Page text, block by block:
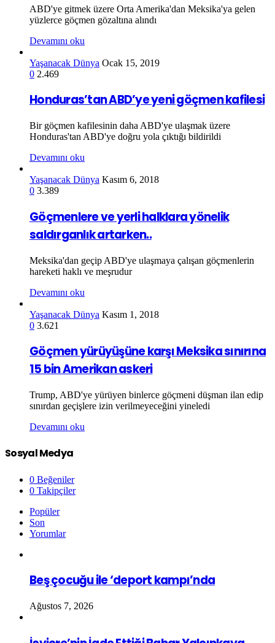
ABD'ye gitmek üzere Orta Amerika'dan Meksika'ya gelen
yüzlerce göçmen gözaltına alındı
Devamını oku
Yaşanacak Dünya Ocak 15, 2019
0 2.469
Honduras’tan ABD’ye yeni göçmen kafilesi
Bir göçmen kafilesinin daha ABD'ye ulaşmak üzere
Honduras'tan ABD'ye doğru yola çıktığı bildirildi
Devamını oku
Yaşanacak Dünya Kasım 6, 2018
0 3.389
Göçmenlere ve yerli halklara yönelik
saldırganlık artarken..
Meksika'dan geçip ABD'ye ulaşmaya çalışan göçmenlerin
hareketi haklı ve meşrudur
Devamını oku
Yaşanacak Dünya Kasım 1, 2018
0 3.621
Göçmen yürüyüşüne karşı Meksika sınırına
15 bin Amerikan askeri
Trump, ABD'ye yürüyen binlerce göçmeni düşman ilan edip
sınırdan geçişlere izin verilmeyeceğini yineledi
Devamını oku
Sosyal Medya
0 Beğeniler
0 Takipçiler
Popüler
Son
Yorumlar
Beş çocuğu ile ‘deport kampı’nda
Ağustos 7, 2026